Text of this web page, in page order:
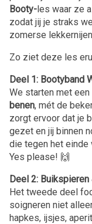
Booty-les waar ze
zodat jij je straks
zomerse
Zo ziet deze les
Deel 1: Bootyband
We starten met
benen, mét de
zorgt ervoor dat je
gezet en jij binnen
die tegen het einde
Yes please! 🙌
Deel 2:
Het tweede deel
soigneren niet
hapkes, ijsjes,